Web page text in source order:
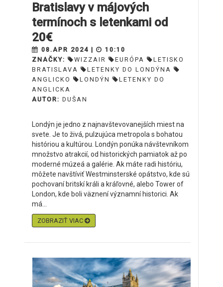
Bratislavy v májových
termínoch s letenkami od
20€
08.APR 2024 |
10:10
ZNAČKY:
WIZZAIR EURÓPA
LETISKO
BRATISLAVA
LETENKY DO LONDÝNA
ANGLICKO
LONDÝN
LETENKY DO
ANGLICKA
AUTOR: DUŠAN
Londýn je jedno z najnavštevovanejších miest na
svete. Je to živá, pulzujúca metropola s bohatou
históriou a kultúrou. Londýn ponúka návštevníkom
množstvo atrakcií, od historických pamiatok až po
moderné múzeá a galérie. Ak máte radi históriu,
môžete navštíviť Westminsterské opátstvo, kde sú
pochovaní britskí králi a kráľovné, alebo Tower of
London, kde boli väznení významní historici. Ak
má...
ZOBRAZIŤ VIAC